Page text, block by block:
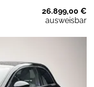
26.899,00 €
ausweisbar